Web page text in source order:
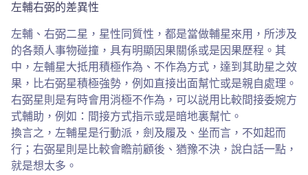
左輔右弼的差異性
左輔、右弼二星，星性同質性，都是當做輔星來用，所涉及
的各類人事物碰撞，具有明顯因果關係或是因果歷程。其
中，左輔星大抵用積極作為、不作為方式，達到其助星之效
果，比右弼星積極強勢，例如直接出面幫忙或是親自處理。
右弼星則是有時會用消極不作為，可以説用比較間接委婉方
式輔助，例如：間接方式指示或是暗地裏幫忙。
換言之，左輔星是行動派，劍及履及、坐而言，不如起而
行；右弼星則是比較會瞻前顧後、猶豫不決，說白話一點，
就是想太多。